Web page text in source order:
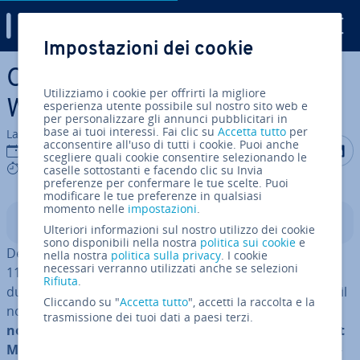
Vai al contenuto prin­ci­pa­le
Cambiare il nome utente in
Windows 11: come funziona
La redazione di IONOS
24 nov 2021
5 mins
Condividi
Indice
De­si­de­ra­te cambiare il vostro nome utente in Windows
11 perché avete commesso un errore di battitura
durante l’im­po­sta­zio­ne del sistema operativo o perché il
nome deve essere rivisto per altri motivi? È possibile
no­mi­na­re
un account
Microsoft in pochi passi
. Nei prossimi paragrafi vi rias­
Impostazioni dei cookie
Utilizziamo i cookie per offrirti la migliore
esperienza utente possibile sul nostro sito web e
per personalizzare gli annunci pubblicitari in
base ai tuoi interessi. Fai clic suAccetta tutto per
acconsentire all'uso di tutti i cookie. Puoi anche
scegliere quali cookie consentire selezionando le
caselle sottostanti e facendo clic su Invia
preferenze per confermare le tue scelte. Puoi
modificare le tue preferenze in qualsiasi
momento nelle impostazioni.
Ulteriori informazioni sul nostro utilizzo dei cookie
sono disponibili nella nostra politica sui cookie e
nella nostra politica sulla privacy. I cookie
necessari verranno utilizzati anche se selezioni
Rifiuta.
Cliccando su "Accetta tutto", accetti la raccolta e la
trasmissione dei tuoi dati a paesi terzi.